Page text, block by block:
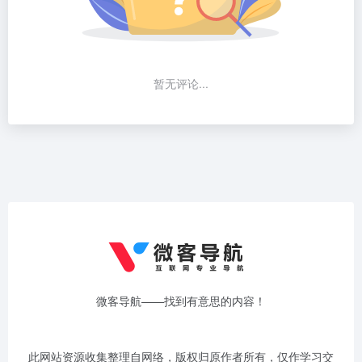
暂无评论...
微客导航——找到有意思的内容！
此网站资源收集整理自网络，版权归原作者所有，仅作学习交